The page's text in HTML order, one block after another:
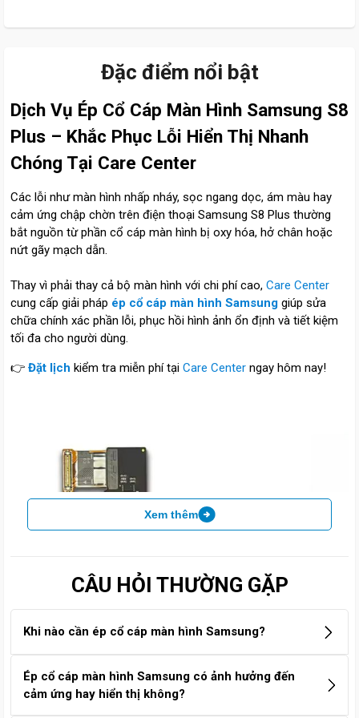
Đặc điểm nổi bật
Dịch Vụ Ép Cổ Cáp Màn Hình Samsung S8
Plus – Khắc Phục Lỗi Hiển Thị Nhanh
Chóng Tại Care Center
Các lỗi như màn hình nhấp nháy, sọc ngang dọc, ám màu hay
cảm ứng chập chờn trên điện thoại Samsung S8 Plus thường
bắt nguồn từ phần cổ cáp màn hình bị oxy hóa, hở chân hoặc
nứt gãy mạch dẫn.
Thay vì phải thay cả bộ màn hình với chi phí cao, Care Center
cung cấp giải pháp ép cổ cáp màn hình Samsung giúp sửa
chữa chính xác phần lỗi, phục hồi hình ảnh ổn định và tiết kiệm
tối đa cho người dùng.
👉 Đặt lịch kiểm tra miễn phí tại Care Center ngay hôm nay!
Xem thêm
CÂU HỎI THƯỜNG GẶP
Khi nào cần ép cổ cáp màn hình Samsung?
Bạn cần ép cổ cáp màn hình Samsung khi gặp các tình
trạng như: màn hình bị sọc, nhòe, lúc hiển thị lúc không,
Ép cổ cáp màn hình Samsung có ảnh hưởng đến
cảm ứng hay hiển thị không?